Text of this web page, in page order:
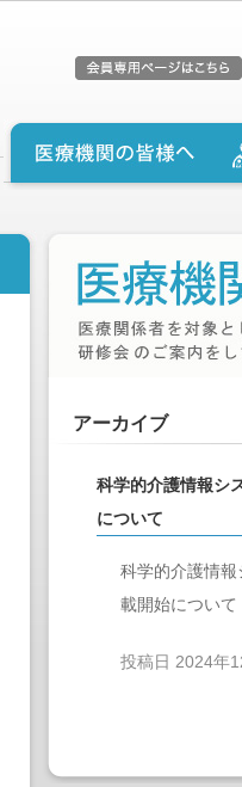
アーカイブ
科学的介護情報シ
について
科学的介護情
載開始について
投稿日 2024年